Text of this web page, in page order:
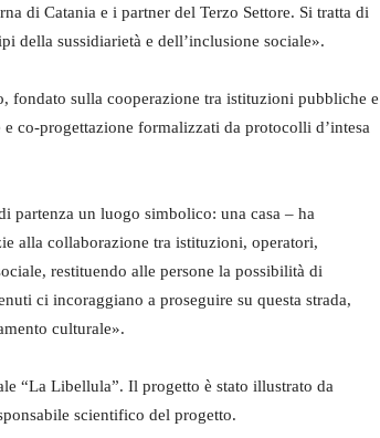
di Catania e i partner del Terzo Settore. Si tratta di
della sussidiarietà e dell’inclusione sociale».
fondato sulla cooperazione tra istituzioni pubbliche e
co-progettazione formalizzati da protocolli d’intesa
partenza un luogo simbolico: una casa – ha
alla collaborazione tra istituzioni, operatori,
restituendo alle persone la possibilità di
ci incoraggiano a proseguire su questa strada,
culturale».
“La Libellula”. Il progetto è stato illustrato da
scientifico del progetto.